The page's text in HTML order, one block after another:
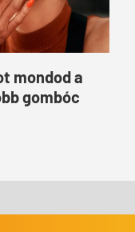
mondod a
gombóc